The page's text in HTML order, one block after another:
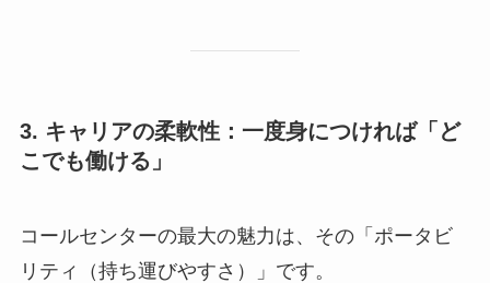
3. キャリアの柔軟性：一度身につければ「ど
こでも働ける」
コールセンターの最大の魅力は、その「ポータビ
リティ（持ち運びやすさ）」です。